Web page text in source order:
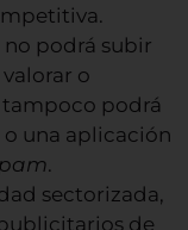
podrá subir
o
podrá
o una aplicación
.
sectorizada,
de